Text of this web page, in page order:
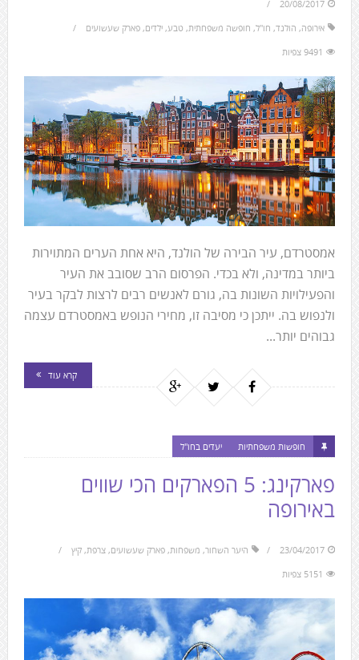
20/08/2017
אירופה, הולנד, חו"ל, חופשה משפחתית, טבע, ילדים, פארק שעשועים
9491 צפיות
אמסטרדם, עיר הבירה של הולנד, היא אחת הערים המתוירות
ביותר במדינה, ולא בכדי. הפרסום הרב שסובב את העיר
והפעילויות השונות בה, גורם לאנשים רבים לרצות לבקר בעיר
ולנפוש בה. ייתכן כי מסיבה זו, מחירי הנופש באמסטרדם עצמה
גבוהים יותר...
קרא עוד
חופשות משפחתיות יעדים בחו"ל
פארקינג: 5 הפארקים הכי שווים
באירופה
23/04/2017 היער השחור, משפחות, פארק שעשועים, צרפת, קיץ
5151 צפיות